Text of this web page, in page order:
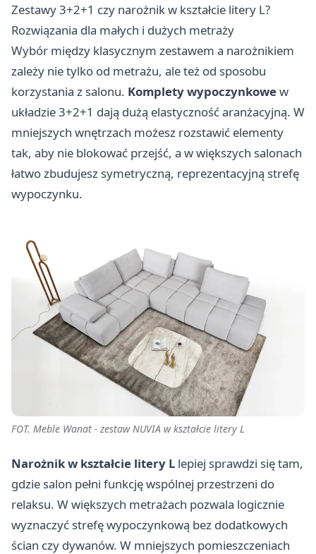
Zestawy 3+2+1 czy narożnik w kształcie litery L?
Rozwiązania dla małych i dużych metraży
Wybór między klasycznym zestawem a narożnikiem
zależy nie tylko od metrażu, ale też od sposobu
korzystania z salonu. Komplety wypoczynkowew
układzie 3+2+1 dają dużą elastyczność aranżacyjną. W
mniejszych wnętrzach możesz rozstawić elementy
tak, aby nie blokować przejść, a w większych salonach
łatwo zbudujesz symetryczną, reprezentacyjną strefę
wypoczynku.
FOT. Meble Wanat - zestaw NUVIA w kształcie litery L
Narożnik w kształcie litery L lepiej sprawdzi się tam,
gdzie salon pełni funkcję wspólnej przestrzeni do
relaksu. W większych metrażach pozwala logicznie
wyznaczyć strefę wypoczynkową bez dodatkowych
ścian czy dywanów. W mniejszych pomieszczeniach